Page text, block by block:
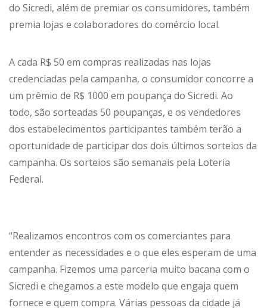
do Sicredi, além de premiar os consumidores, também
premia lojas e colaboradores do comércio local.
A cada R$ 50 em compras realizadas nas lojas
credenciadas pela campanha, o consumidor concorre a
um prêmio de R$ 1000 em poupança do Sicredi. Ao
todo, são sorteadas 50 poupanças, e os vendedores
dos estabelecimentos participantes também terão a
oportunidade de participar dos dois últimos sorteios da
campanha. Os sorteios são semanais pela Loteria
Federal.
“Realizamos encontros com os comerciantes para
entender as necessidades e o que eles esperam de uma
campanha. Fizemos uma parceria muito bacana com o
Sicredi e chegamos a este modelo que engaja quem
fornece e quem compra. Várias pessoas da cidade já